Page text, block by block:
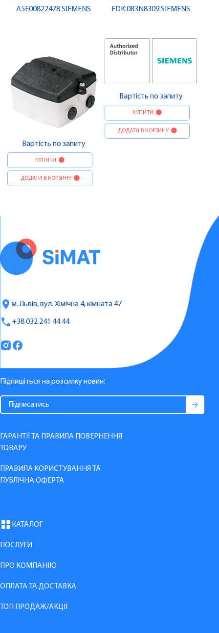
A5E00822478 SIEMENS
Вартість по запиту
КУПИТИ
ДОДАТИ В КОРЗИНУ
FDK:083N8309 SIEMENS
Вартість по запиту
КУПИТИ
ДОДАТИ В КОРЗИНУ
м. Львів, вул. Хімічна 4, кімната 47
+38 032 241 44 44
Підпишіться на розсилку новин:
ГАРАНТІЇ ТА ПРАВИЛА ПОВЕРНЕННЯ
ТОВАРУ
ПРАВИЛА КОРИСТУВАННЯ ТА
ПУБЛІЧНА ОФЕРТА
КАТАЛОГ
ПОСЛУГИ
ПРО КОМПАНІЮ
ОПЛАТА ТА ДОСТАВКА
ТОП ПРОДАЖ/АКЦІЇ